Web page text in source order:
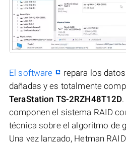
El software
repara los
dañadas y es totalmente
TeraStation TS-2RZH48T12D
componen el sistema RAID
técnica sobre el algoritmo de
Una vez lanzado, Hetman